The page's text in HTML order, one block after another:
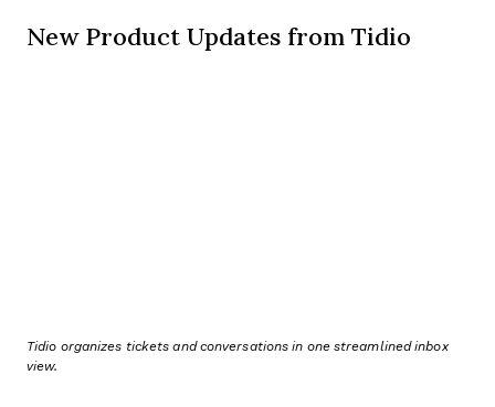
New Product Updates from Tidio
Tidio organizes tickets and conversations in one streamlined inbox
view.